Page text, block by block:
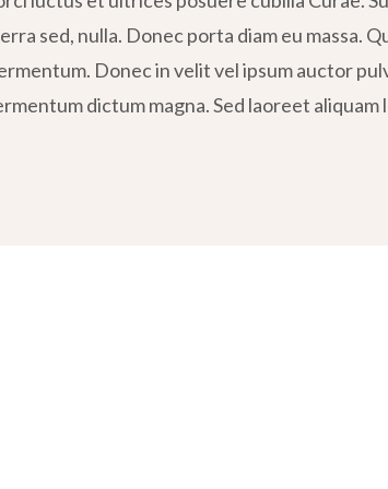
sed, nulla. Donec porta diam eu massa.
Donec in velit vel ipsum auctor
dictum magna. Sed laoreet